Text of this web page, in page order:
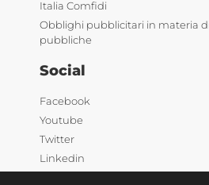
Italia Comfidi
Obblighi pubblicitari in materia
pubbliche
Social
Facebook
Youtube
Twitter
Linkedin